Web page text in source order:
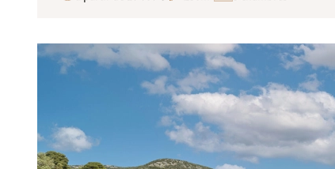
Prix Superficie